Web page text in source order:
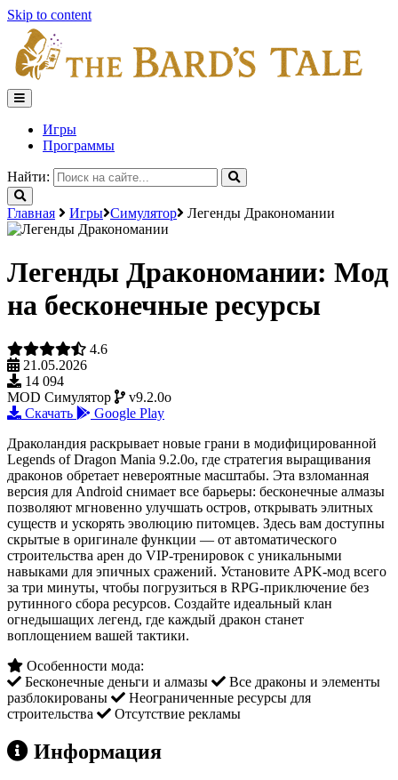
Skip to content
Игры
Программы
Найти:
Главная Игры Симулятор Легенды Дракономании
Легенды Дракономании: Мод
на бесконечные ресурсы
4.6
21.05.2026
14 094
MOD Симулятор
v9.2.0o
Скачать
Google Play
Драколандия раскрывает новые грани в модифицированной
Legends of Dragon Mania 9.2.0o, где стратегия выращивания
драконов обретает невероятные масштабы. Эта взломанная
версия для Android снимает все барьеры: бесконечные алмазы
позволяют мгновенно улучшать остров, открывать элитных
существ и ускорять эволюцию питомцев. Здесь вам доступны
скрытые в оригинале функции — от автоматического
строительства арен до VIP-тренировок с уникальными
навыками для эпичных сражений. Установите APK-мод всего
за три минуты, чтобы погрузиться в RPG-приключение без
рутинного сбора ресурсов. Создайте идеальный клан
огнедышащих легенд, где каждый дракон станет
воплощением вашей тактики.
Особенности мода:
Бесконечные деньги и алмазы
Все драконы и элементы
разблокированы
Неограниченные ресурсы для
строительства
Отсутствие рекламы
Информация